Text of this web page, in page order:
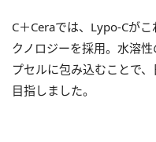
C＋Ceraでは、Lypo-Cが
クノロジーを採用。水溶
プセルに包み込むことで
目指しました。